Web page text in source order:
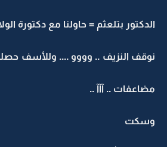
الدكتور بتلعثم = حاولنا مع دكتورة
نوقف النزيف .. وووو .... وللأسف حصلت
مضاعفات .. آآآ ..
وسكت